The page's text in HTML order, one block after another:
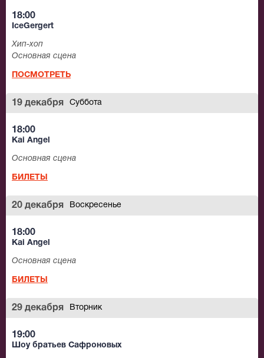
18:00
IceGergert
Хип-хоп
Основная сцена
ПОСМОТРЕТЬ
19 декабря Суббота
18:00
Kai Angel
Основная сцена
БИЛЕТЫ
20 декабря Воскресенье
18:00
Kai Angel
Основная сцена
БИЛЕТЫ
29 декабря Вторник
19:00
Шоу братьев Сафроновых